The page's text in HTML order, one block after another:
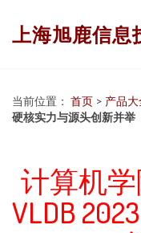
上海旭鹿信息
当前位置： 首页 > 产品大
硬核实力与源头创新并举
计算机
VLDB